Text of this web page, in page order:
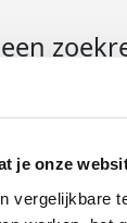
je onze
vergelijkbare